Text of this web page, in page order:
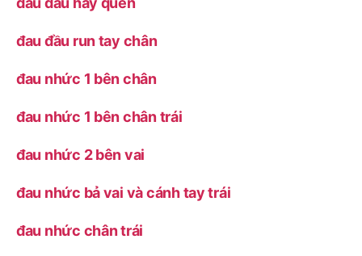
đau đầu run tay chân
đau nhức 1 bên chân
đau nhức 1 bên chân trái
đau nhức 2 bên vai
đau nhức bả vai và cánh tay trái
đau nhức chân trái